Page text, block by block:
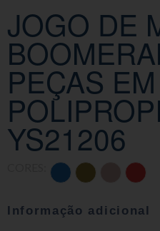
JOGO DE
PEÇAS EM
YS21206
Informação adicional